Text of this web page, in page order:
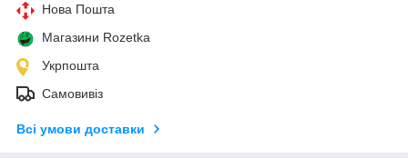
Нова Пошта
Магазини Rozetka
Укрпошта
Самовивіз
Всі умови доставки